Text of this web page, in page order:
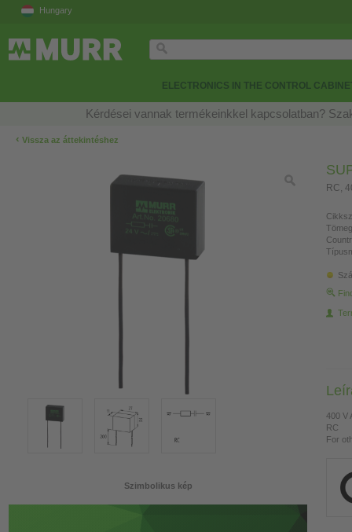
Hungary
ELECTRONICS IN THE CONTROL
Kérdései vannak termékeinkkel kapcsolatban?
‹ Vissza az áttekintéshez
Szimbolikus kép
RC,
400 V
RC
For